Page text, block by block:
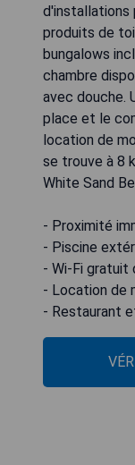
d'installations
produits de
bungalows
chambre
avec douche.
place et le
location de
se trouve à 8
White Sand
- Proximité
- Piscine
- Wi-Fi gratuit
- Location de
- Restaurant